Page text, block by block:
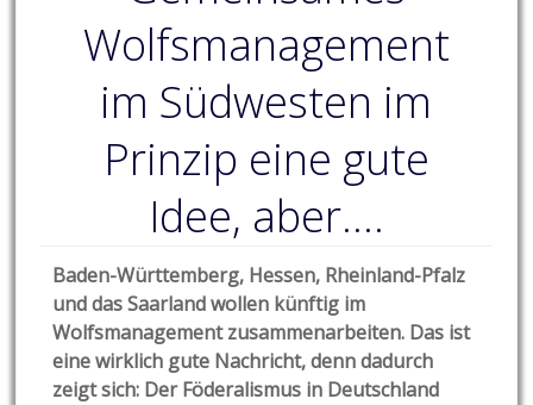
Wolfsmanagement
im Südwesten im
Prinzip eine gute
Idee, aber….
Baden-Württemberg, Hessen, Rheinland-Pfalz
und das Saarland wollen künftig im
Wolfsmanagement zusammenarbeiten. Das ist
eine wirklich gute Nachricht, denn dadurch
zeigt sich: Der Föderalismus in Deutschland